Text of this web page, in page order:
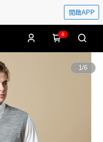
開啟APP
0
1/6